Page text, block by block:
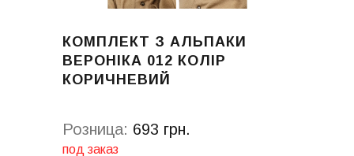
КОМПЛЕКТ З АЛЬПАКИ
ВЕРОНІКА 012 КОЛІР
КОРИЧНЕВИЙ
Розница: 693 грн.
под заказ